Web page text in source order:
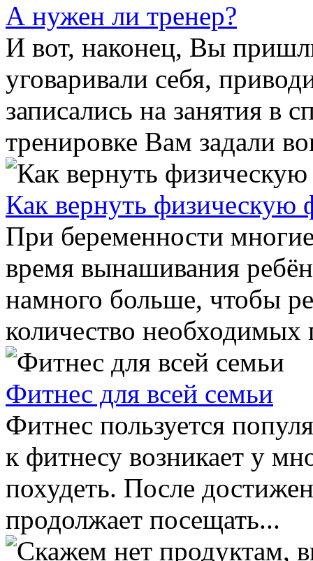
А нужен ли тренер?
И вот, наконец, Вы
уговаривали себя,
записались на занятия в
тренировке Вам задали
Как вернуть физическую
При беременности
время вынашивания
намного больше, чтобы
количество необходимых
Фитнес для всей семьи
Фитнес пользуется
к фитнесу возникает у
похудеть. После
продолжает посещать...